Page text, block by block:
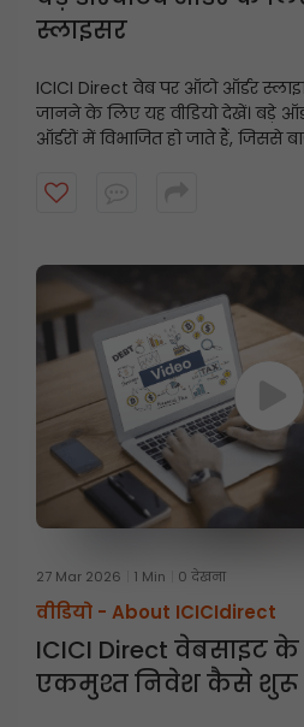
स्लाइसर
ICICI Direct वेब पर ऑटो ऑर्डर
जानने के लिए यह वीडियो देखें। बड़े
ऑर्डरों में विभाजित हो जाते हैं, जिससे
27 Mar 2026 1 Min 0 देखना
वीडियो - About ICICIdirect
ICICI Direct वेबसाइट
एकमुश्त निवेश कैसे